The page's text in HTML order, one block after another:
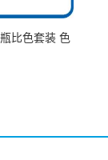
比色套装 色